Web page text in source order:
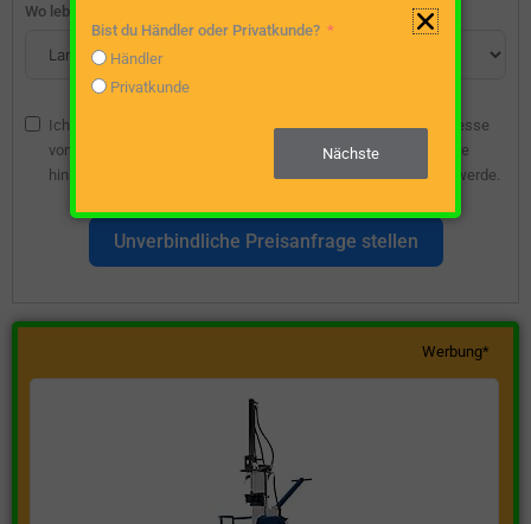
Wo lebst du?
Ich bin damit einverstanden, dass die angegebene E-Mail-Adresse
vom Webseitenbetreiber gespeichert wird, damit ich über diese
hinsichtlich eines unverbindlichen Preisangebots kontaktiert werde.
Unverbindliche Preisanfrage stellen
Werbung*
Bist du Händler oder Privatkunde?
Händler
Privatkunde
Nächste